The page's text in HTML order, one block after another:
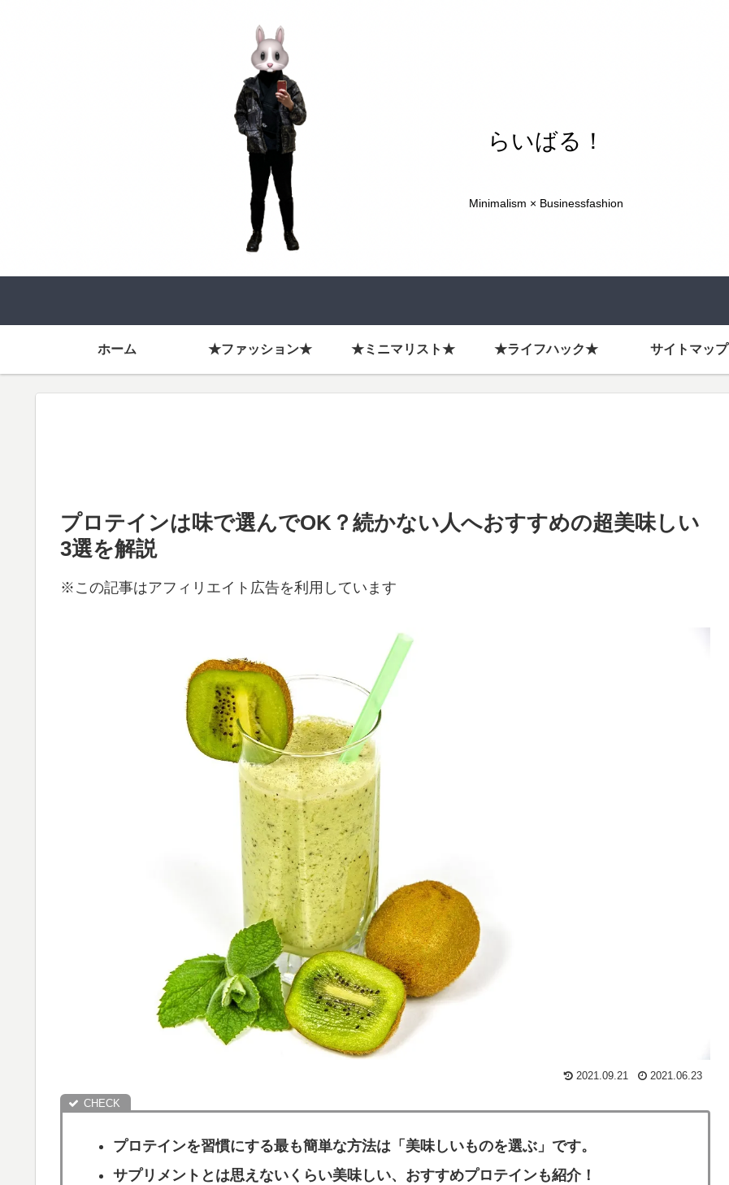
らいばる！
Minimalism × Businessfashion
ホーム ★ファッション★ ★ミニマリスト★ ★ライフハック★ サイトマップ
プロテインは味で選んでOK？続かない人へおすすめの超美味しい
3選を解説
※この記事はアフィリエイト広告を利用しています
2021.09.21 2021.06.23
プロテインを習慣にする最も簡単な方法は「美味しいものを選ぶ」です。
サプリメントとは思えないくらい美味しい、おすすめプロテインも紹介！